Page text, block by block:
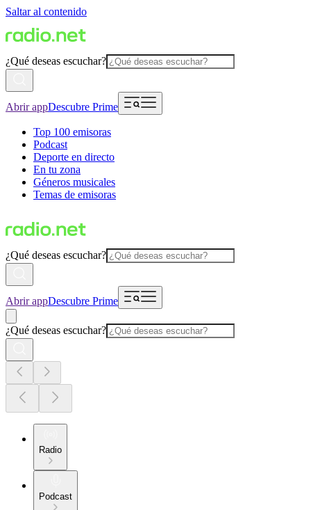
Saltar al contenido
¿Qué deseas escuchar?
Abrir appDescubre Prime
Top 100 emisoras
Podcast
Deporte en directo
En tu zona
Géneros musicales
Temas de emisoras
¿Qué deseas escuchar?
Abrir appDescubre Prime
¿Qué deseas escuchar?
Radio
Podcast